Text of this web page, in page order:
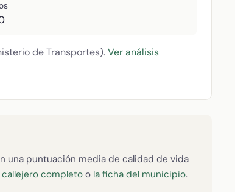
de Transportes).Ver análisis
una puntuación media de calidad de vida
callejero completo o la ficha del municipio.